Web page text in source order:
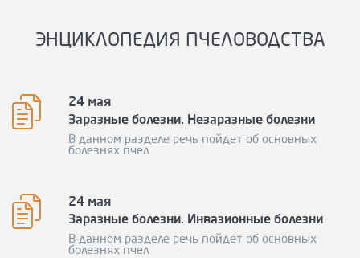
ЭНЦИКЛОПЕДИЯ ПЧЕЛОВОДСТВА
24 мая
Заразные болезни. Незаразные болезни
В данном разделе речь пойдет об основных
болезнях пчел
24 мая
Заразные болезни. Инвазионные болезни
В данном разделе речь пойдет об основных
болезнях пчел